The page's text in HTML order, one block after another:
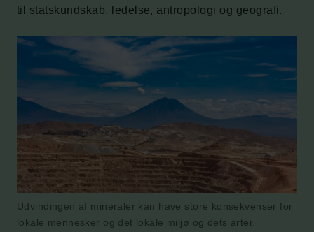
til statskundskab, ledelse, antropologi og geografi.
Udvindingen af mineraler kan have store konsekvenser for
lokale mennesker og det lokale miljø og dets arter.